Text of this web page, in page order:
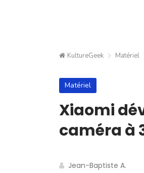
KultureGeek Matériel
Matériel
Xiaomi
caméra à
Jean-Baptiste A.